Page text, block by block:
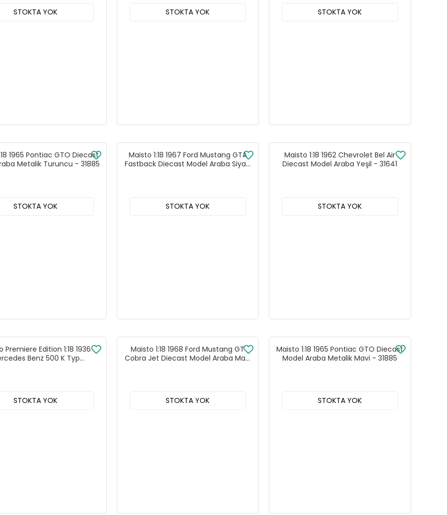
STOKTA YOK STOKTA YOK STOKTA YOK
1965 Pontiac GTO Diecast
Metalik Turuncu - 31885
STOKTA YOK
Maisto 1:18 1967 Ford Mustang GTA
Fastback Diecast Model Araba Siyah
STOKTA YOK
Maisto 1:18 1962 Chevrolet Bel Air
Diecast Model Araba Yeşil - 31641
STOKTA YOK
Premiere Edition 1:18 1936
Benz 500 K Typ
STOKTA YOK
Maisto 1:18 1968 Ford Mustang GT
Cobra Jet Diecast Model Araba Mavi
STOKTA YOK
Maisto 1:18 1965 Pontiac GTO Diecast
Model Araba Metalik Mavi - 31885
STOKTA YOK